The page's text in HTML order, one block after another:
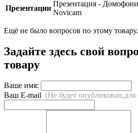
Презентации
Презентация -
Novicam
Ещё не было вопросов по этому товару.
Задайте здесь свой
товару
Ваше имя:
Ваш E-mail (Не будет опубликован,для